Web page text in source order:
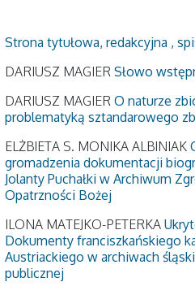
Strona tytułowa, redakcyjna ,
DARIUSZ MAGIER Słowo
DARIUSZ MAGIER O naturze
problematyką sztandarowego
ELŻBIETA S. MONIKA ALBINIAK
gromadzenia dokumentacji
Jolanty Puchałki w Archiwum
Opatrzności Bożej
ILONA MATEJKO-PETERKA
Dokumenty franciszkańskiego
Austriackiego w archiwach
publicznej